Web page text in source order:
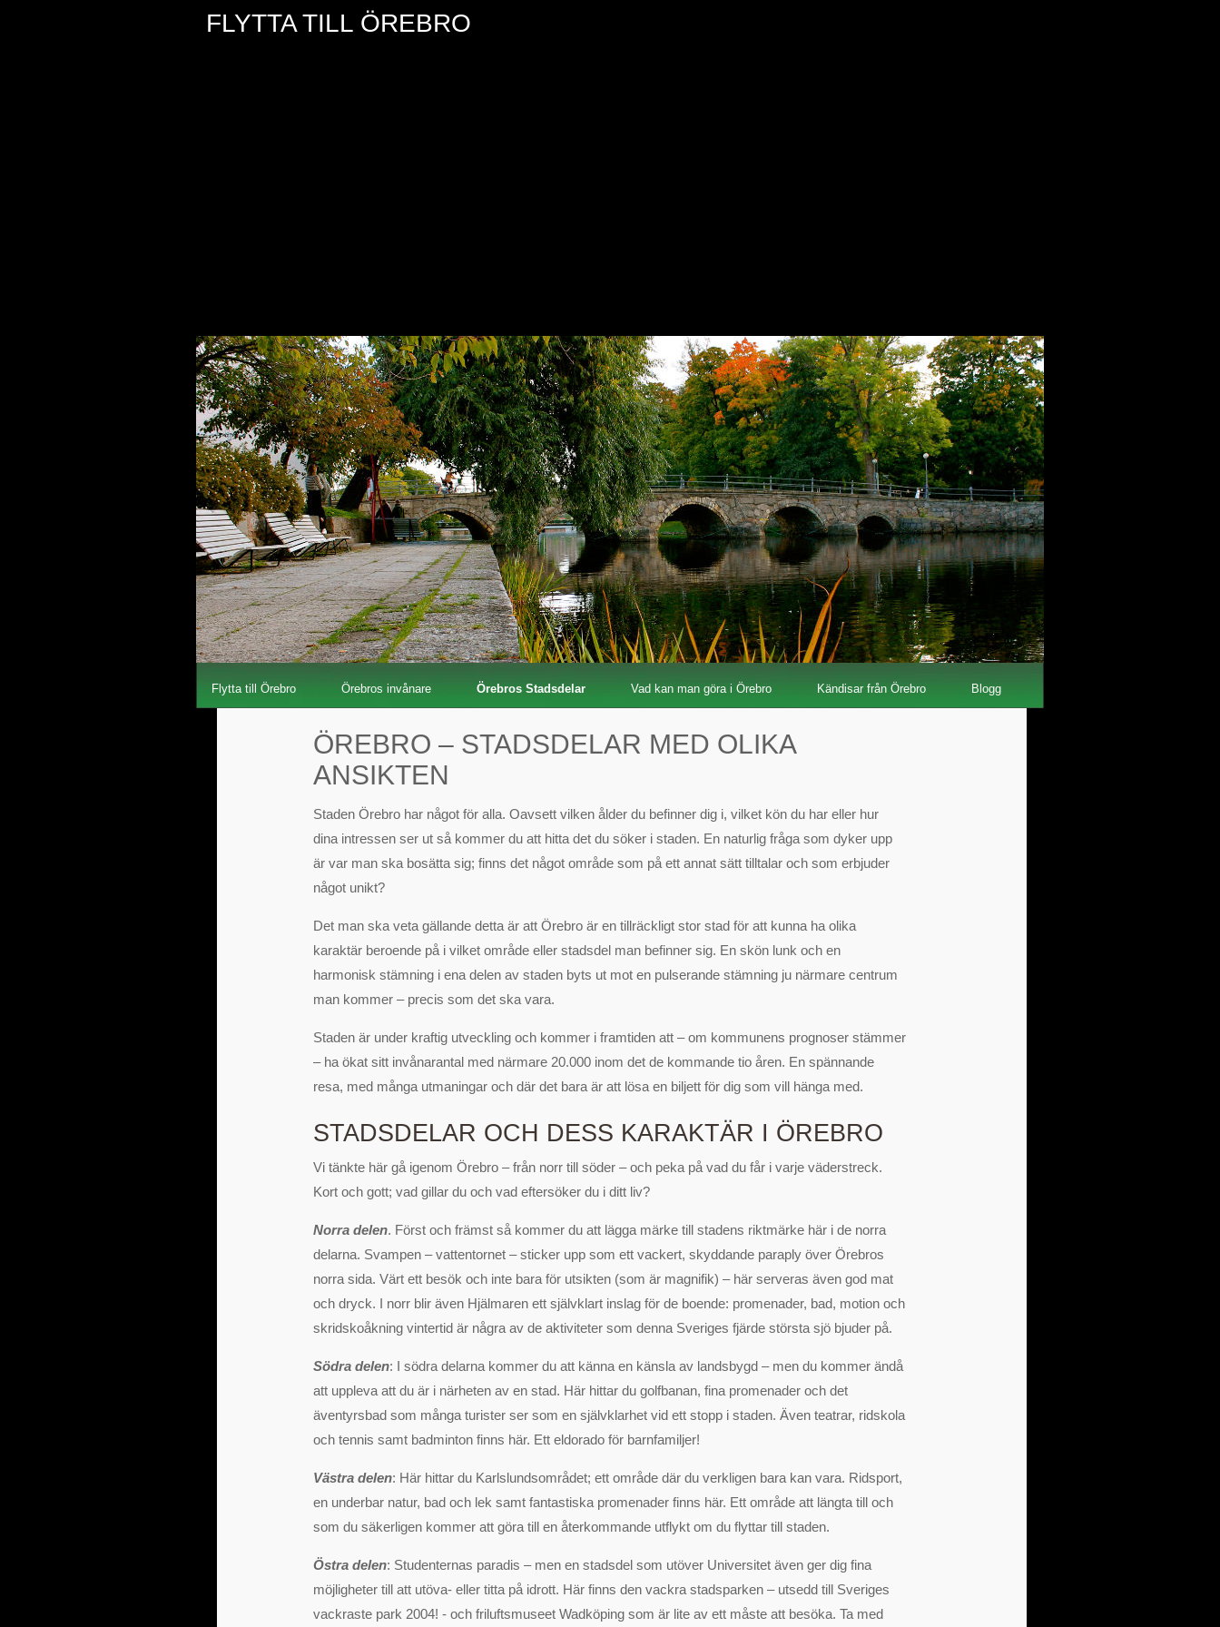
FLYTTA TILL ÖREBRO
Flytta till Örebro Örebros invånare Örebros Stadsdelar Vad kan man göra i Örebro Kändisar från Örebro Blogg
ÖREBRO – STADSDELAR MED OLIKA
ANSIKTEN
Staden Örebro har något för alla. Oavsett vilken ålder du befinner dig i, vilket kön du har eller hur
dina intressen ser ut så kommer du att hitta det du söker i staden. En naturlig fråga som dyker upp
är var man ska bosätta sig; finns det något område som på ett annat sätt tilltalar och som erbjuder
något unikt?
Det man ska veta gällande detta är att Örebro är en tillräckligt stor stad för att kunna ha olika
karaktär beroende på i vilket område eller stadsdel man befinner sig. En skön lunk och en
harmonisk stämning i ena delen av staden byts ut mot en pulserande stämning ju närmare centrum
man kommer – precis som det ska vara.
Staden är under kraftig utveckling och kommer i framtiden att – om kommunens prognoser stämmer
– ha ökat sitt invånarantal med närmare 20.000 inom det de kommande tio åren. En spännande
resa, med många utmaningar och där det bara är att lösa en biljett för dig som vill hänga med.
STADSDELAR OCH DESS KARAKTÄR I ÖREBRO
Vi tänkte här gå igenom Örebro – från norr till söder – och peka på vad du får i varje väderstreck.
Kort och gott; vad gillar du och vad eftersöker du i ditt liv?
Norra delen. Först och främst så kommer du att lägga märke till stadens riktmärke här i de norra
delarna. Svampen – vattentornet – sticker upp som ett vackert, skyddande paraply över Örebros
norra sida. Värt ett besök och inte bara för utsikten (som är magnifik) – här serveras även god mat
och dryck. I norr blir även Hjälmaren ett självklart inslag för de boende: promenader, bad, motion och
skridskoåkning vintertid är några av de aktiviteter som denna Sveriges fjärde största sjö bjuder på.
Södra delen: I södra delarna kommer du att känna en känsla av landsbygd – men du kommer ändå
att uppleva att du är i närheten av en stad. Här hittar du golfbanan, fina promenader och det
äventyrsbad som många turister ser som en självklarhet vid ett stopp i staden. Även teatrar, ridskola
och tennis samt badminton finns här. Ett eldorado för barnfamiljer!
Västra delen: Här hittar du Karlslundsområdet; ett område där du verkligen bara kan vara. Ridsport,
en underbar natur, bad och lek samt fantastiska promenader finns här. Ett område att längta till och
som du säkerligen kommer att göra till en återkommande utflykt om du flyttar till staden.
Östra delen: Studenternas paradis – men en stadsdel som utöver Universitet även ger dig fina
möjligheter till att utöva- eller titta på idrott. Här finns den vackra stadsparken – utsedd till Sveriges
vackraste park 2004! - och friluftsmuseet Wadköping som är lite av ett måste att besöka. Ta med